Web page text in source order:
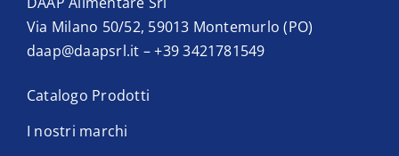
Via Milano 50/52, 59013 Montemurlo (PO)
daap@daapsrl.it –+39 3421781549
Catalogo Prodotti
I nostri marchi